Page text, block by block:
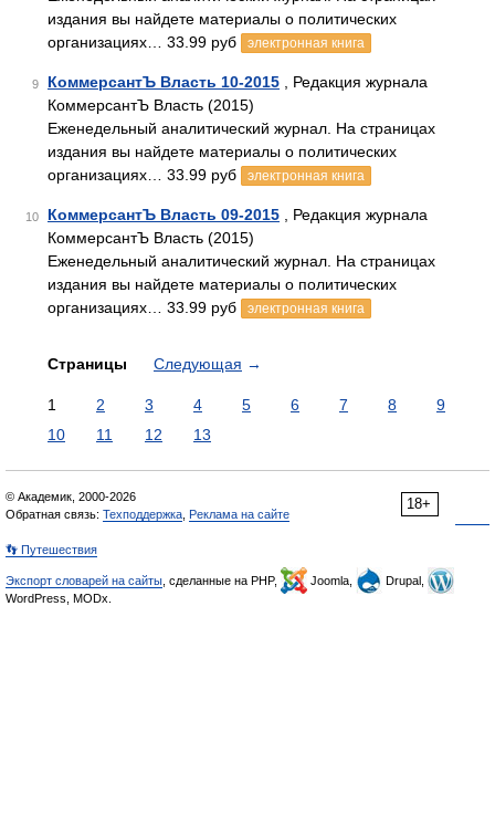
издания вы найдете материалы о политических
организациях… 33.99 руб
электронная книга
9 КоммерсантЪ Власть 10-2015 , Редакция журнала
КоммерсантЪ Власть (2015)
Еженедельный аналитический журнал. На страницах
издания вы найдете материалы о политических
организациях… 33.99 руб
электронная книга
10 КоммерсантЪ Власть 09-2015 , Редакция журнала
КоммерсантЪ Власть (2015)
Еженедельный аналитический журнал. На страницах
издания вы найдете материалы о политических
организациях… 33.99 руб
электронная книга
Страницы Следующая →
1 2 3 4 5 6 7 8
9
10
11 12 13
18+
© Академик, 2000-2026
Обратная связь: Техподдержка Реклама на сайте
👣 Путешествия
Экспорт словарей на сайты , сделанные на PHP, Joomla,
Drupal,
WordPress, MODx.